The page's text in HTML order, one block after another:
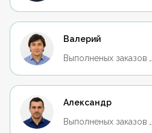
Валерий
Выполненых заказов
Александр
Выполненых заказов